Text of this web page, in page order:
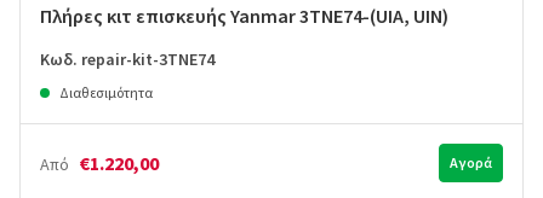
Πλήρες κιτ επισκευής Yanmar 3TNE74-(UIA, UIN)
Κωδ. repair-kit-3TNE74
Διαθεσιμότητα
Από €1.220,00 Αγορά